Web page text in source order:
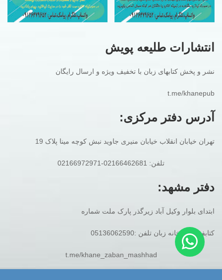
انتشارات طلیعه پویش
نشر و پخش کتابهای زبان با تخفیف ویژه و ارسال رایگان
t.me/khanepub
آدرس دفتر مرکزی:
تهران خیابان انقلاب خیابان منیری جاوید نبش کوچه مینا پلاک 19
تلفن: 02166462681-02166972971
دفتر مشهد:
ابتدای بلوار وکیل آباد زیرگذر پارک ملت شماره
کتابفروشی خانه زبان تلفن :05136062590
t.me/khane_zaban_mashhad